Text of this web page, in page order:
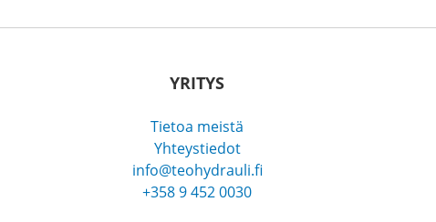
YRITYS
Tietoa meistä
Yhteystiedot
info@teohydrauli.fi
+358 9 452 0030